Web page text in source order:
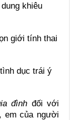
khiêu
giới tính thai
dục trái ý
đình đối với
em của người